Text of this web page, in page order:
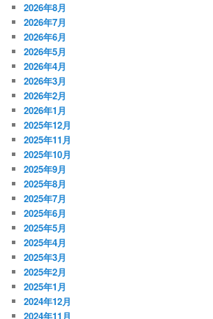
2026年8月
2026年7月
2026年6月
2026年5月
2026年4月
2026年3月
2026年2月
2026年1月
2025年12月
2025年11月
2025年10月
2025年9月
2025年8月
2025年7月
2025年6月
2025年5月
2025年4月
2025年3月
2025年2月
2025年1月
2024年12月
2024年11月